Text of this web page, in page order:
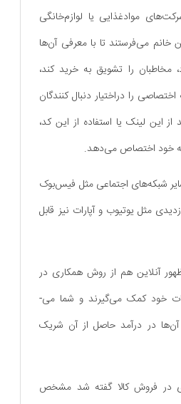
مواد‌غذایی یا لوازم‌خانگی
خانم می‌فرستند تا با معرفی آن‌ها
را تشویق به خرید کند،
را دراختیار دنبال کنندگان
این لینک یا استفاده از این کد،
خود اختصاص می‌دهد.
شبکه‌های اجتماعی مثل فیس‌بوک
مثل یوتیوب و آپارات نیز قابل
آنلاین هم از روش همکاری در
خود کمک می‌گیرند و شما می-
آن‌ها در درآمد حاصل از آن شریک
در فروش کالا گفته شد مشخص